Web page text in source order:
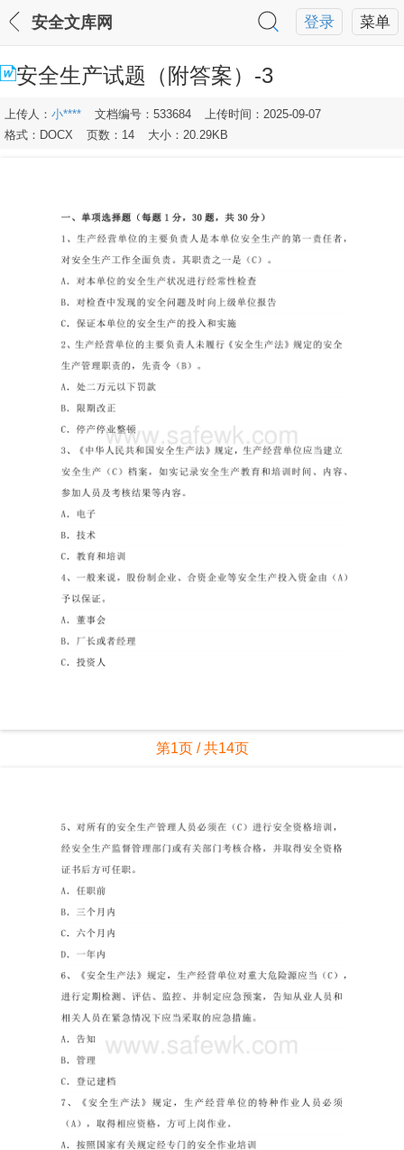
菜单
登录
安全文库网
安全生产试题（附答案）-3
上传人： 小**** 文档编号：533684
上传时间：2025-09-07
格式：DOCX
页数：14 大小：20.29KB
第1页 / 共14页